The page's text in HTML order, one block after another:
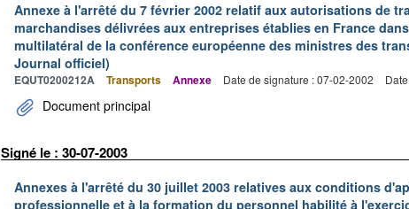
Annexe à l'arrêté du 7 février 2002 relatif aux autorisations de
marchandises délivrées aux entreprises établies en France
multilatéral de la conférence européenne des ministres des
Journal officiel)
EQUT0200212A Transports Annexe Date de signature : 07-02-2002
Document principal
Signé le : 30-07-2003
Annexes à l'arrêté du 30 juillet 2003 relatives aux conditions
professionnelle et à la formation du personnel habilité à